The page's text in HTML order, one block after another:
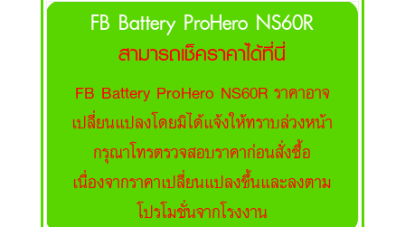
FB Battery ProHero NS60R
สามารถเช็คราคาได้ที่นี่
FB Battery ProHero NS60R ราคาอาจ
เปลี่ยนแปลงโดยมิได้แจ้งให้ทราบล่วงหน้า
กรุณาโทรตรวจสอบราคาก่อนสั่งซื้อ
เนื่องจากราคาเปลี่ยนแปลงขึ้นและลงตาม
โปรโมชั่นจากโรงงาน